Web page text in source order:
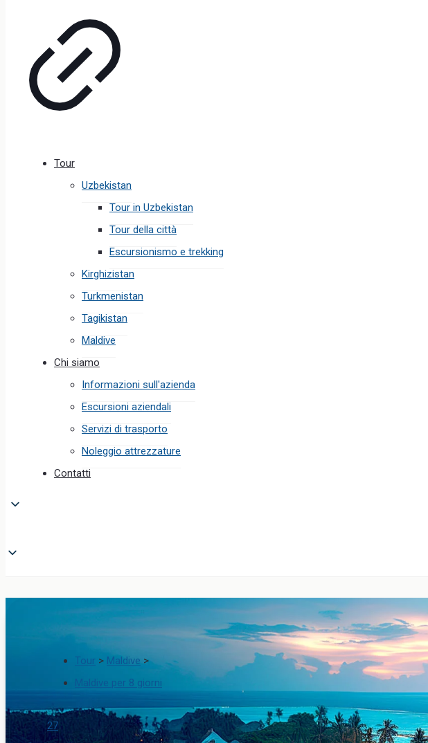
Tour
Uzbekistan
Tour in Uzbekistan
Tour della città
Escursionismo e trekking
Kirghizistan
Turkmenistan
Tagikistan
Maldive
Chi siamo
Informazioni sull'azienda
Escursioni aziendali
Servizi di trasporto
Noleggio attrezzature
Contatti
Tour > Maldive>
Maldive per 8 giorni
27